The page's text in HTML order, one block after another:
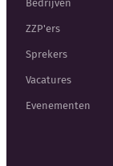
Bedrijven
ZZP'ers
Sprekers
Vacatures
Evenementen